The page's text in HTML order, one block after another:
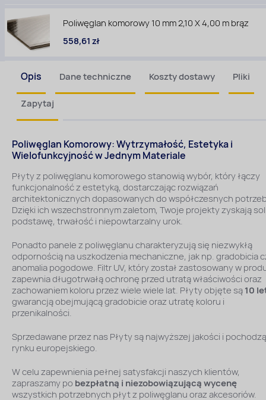
Poliwęglan komorowy 10 mm 2,10 X 4,00 m brąz
558,61 zł
Opis Dane techniczne Koszty dostawy Pliki
Zapytaj
Poliwęglan Komorowy: Wytrzymałość, Estetyka i
Wielofunkcyjność w Jednym Materiale
Płyty z poliwęglanu komorowego stanowią wybór, który łączy
funkcjonalność z estetyką, dostarczając rozwiązań
architektonicznych dopasowanych do współczesnych
Dzięki ich wszechstronnym zaletom, Twoje projekty zyskają
podstawę, trwałość i niepowtarzalny urok.
Ponadto panele z poliwęglanu charakteryzują się niezwykłą
odpornością na uszkodzenia mechaniczne, jak np. gradobicia
anomalia pogodowe. Filtr UV, który został zastosowany w
zapewnia długotrwałą ochronę przed utratą właściwości oraz
zachowaniem koloru przez wiele wiele lat. Płyty objęte są10
gwarancją obejmującą gradobicie oraz utratę koloru i
przenikalności.
Sprzedawane przez nas Płyty są najwyższej jakości i
rynku europejskiego.
W celu zapewnienia pełnej satysfakcji naszych klientów,
zapraszamy po bezpłatną i niezobowiązującą wycenę
wszystkich potrzebnych płyt z poliwęglanu oraz akcesoriów.